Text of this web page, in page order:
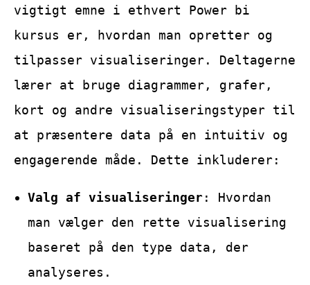
vigtigt emne i ethvert Power bi
kursus er, hvordan man opretter og
tilpasser visualiseringer. Deltagerne
lærer at bruge diagrammer, grafer,
kort og andre visualiseringstyper til
at præsentere data på en intuitiv og
engagerende måde. Dette inkluderer:
Valg af visualiseringer: Hvordan
man vælger den rette visualisering
baseret på den type data, der
analyseres.